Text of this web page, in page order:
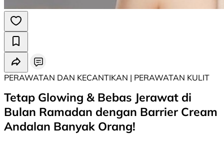
PERAWATAN DAN KECANTIKAN | PERAWATAN KULIT
Tetap Glowing & Bebas Jerawat di
Bulan Ramadan dengan Barrier Cream
Andalan Banyak Orang!